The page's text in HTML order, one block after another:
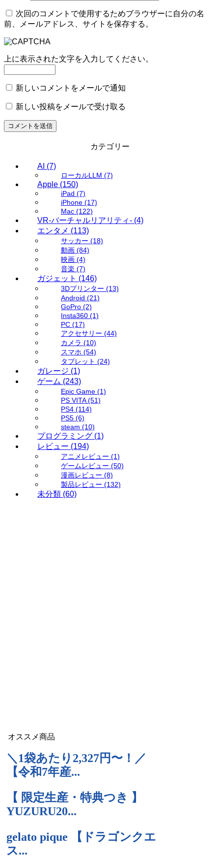
次回のコメントで使用するためブラウザーに自分の名
前、メールアドレス、サイトを保存する。
上に表示された文字を入力してください。
新しいコメントをメールで通知
新しい投稿をメールで受け取る
カテゴリー
AI (7)
ローカルLLM (7)
Apple (150)
iPad (7)
iPhone (17)
Mac (122)
VR-バーチャルリアリティ- (4)
エンタメ (113)
サッカー (18)
動画 (84)
映画 (4)
音楽 (7)
ガジェット (146)
3Dプリンター (13)
Android (21)
GoPro (2)
Insta360 (1)
PC (17)
アクセサリー (44)
カメラ (10)
スマホ (54)
タブレット (24)
ガレージ (1)
ゲーム (243)
Epic Game (1)
PS VITA(51)
PS4 (114)
PS5 (6)
steam (10)
プログラミング (1)
レビュー (194)
アニメレビュー (1)
ゲームレビュー (50)
漫画レビュー (8)
製品レビュー (132)
未分類 (60)
オススメ商品